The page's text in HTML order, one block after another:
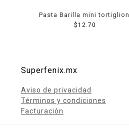
Pasta Barilla mini tortiglioni
200 g
$12.70
Superfenix.mx
Aviso de privacidad
Términos y condiciones
Facturación